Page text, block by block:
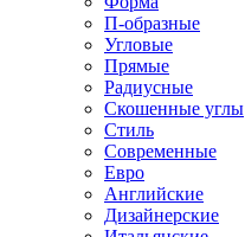
П-образные
Угловые
Прямые
Радиусные
Скошенные углы
Стиль
Современные
Евро
Английские
Дизайнерские